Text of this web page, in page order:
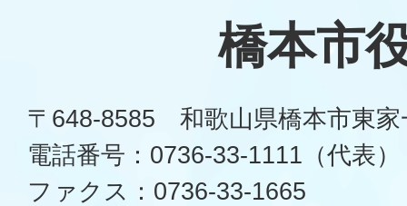
橋本市
〒648-8585 和歌山県橋本市東家
電話番号：0736-33-1111（代表）
ファクス：0736-33-1665